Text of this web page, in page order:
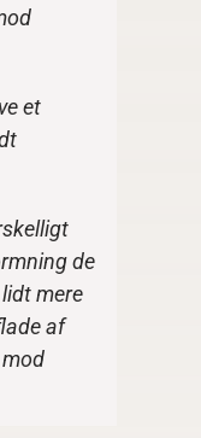
et
de
mere
af